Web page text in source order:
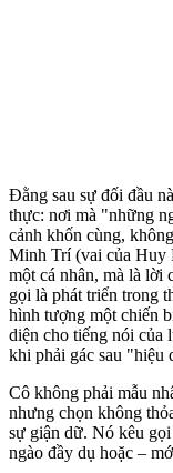
Đằng sau sự đối đầu
thực: nơi mà "những
cảnh khốn cùng,
Minh Trí (vai của Huy
một cá nhân, mà là lời
gọi là phát triển trong
hình tượng một chiến
diện cho tiếng nói của
khi phải gác sau "hiệu
Cô không phải mẫu
nhưng chọn không
sự giận dữ. Nó kêu
ngào đầy dụ hoặc –